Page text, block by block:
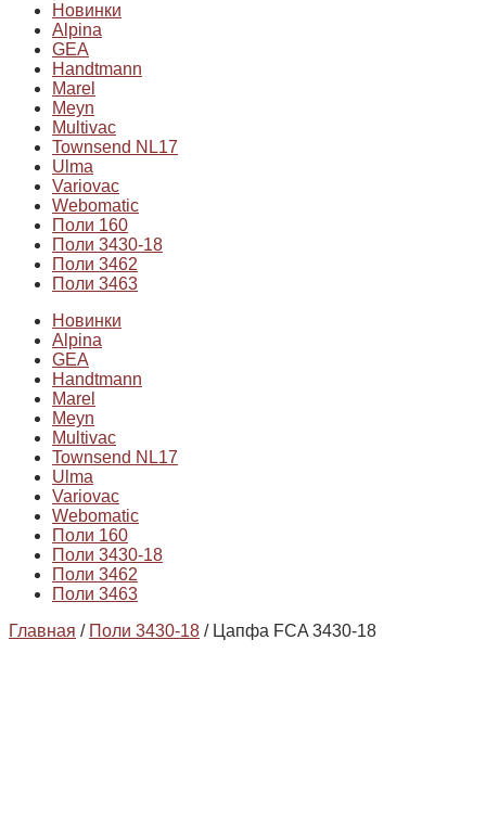
Новинки
Alpina
GEA
Handtmann
Marel
Meyn
Multivac
Townsend NL17
Ulma
Variovac
Webomatic
Поли 160
Поли 3430-18
Поли 3462
Поли 3463
Новинки
Alpina
GEA
Handtmann
Marel
Meyn
Multivac
Townsend NL17
Ulma
Variovac
Webomatic
Поли 160
Поли 3430-18
Поли 3462
Поли 3463
Главная / Поли 3430-18 / Цапфа FCA 3430-18